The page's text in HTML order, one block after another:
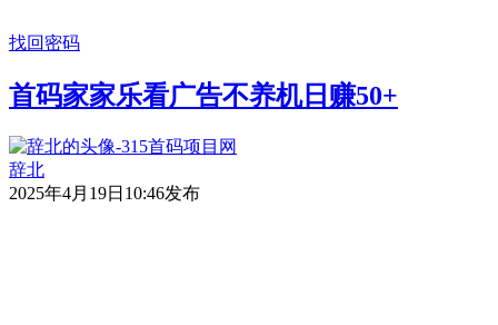
找回密码
首码家家乐看广告不养机日赚50+
辞北
2025年4月19日10:46发布